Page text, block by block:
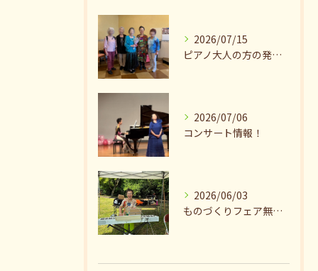
2026/07/15
ピアノ大人の方の発表会兼ねたお茶会🎵
2026/07/06
コンサート情報！
2026/06/03
ものづくりフェア無事終了♪ありがとうございました。